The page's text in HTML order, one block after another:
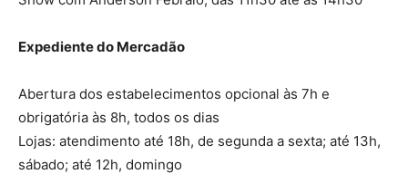
Expediente do Mercadão
Abertura dos estabelecimentos opcional às 7h e
obrigatória às 8h, todos os dias
Lojas: atendimento até 18h, de segunda a sexta; até 13h,
sábado; até 12h, domingo